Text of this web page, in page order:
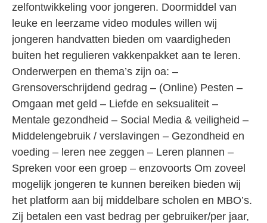
zelfontwikkeling voor jongeren. Doormiddel van
leuke en leerzame video modules willen wij
jongeren handvatten bieden om vaardigheden
buiten het regulieren vakkenpakket aan te leren.
Onderwerpen en thema’s zijn oa: –
Grensoverschrijdend gedrag – (Online) Pesten –
Omgaan met geld – Liefde en seksualiteit –
Mentale gezondheid – Social Media & veiligheid –
Middelengebruik / verslavingen – Gezondheid en
voeding – leren nee zeggen – Leren plannen –
Spreken voor een groep – enzovoorts Om zoveel
mogelijk jongeren te kunnen bereiken bieden wij
het platform aan bij middelbare scholen en MBO’s.
Zij betalen een vast bedrag per gebruiker/per jaar,